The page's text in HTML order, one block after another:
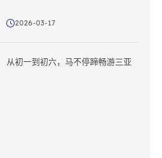
2026-03-17
从初一到初六，马不停蹄畅游三亚